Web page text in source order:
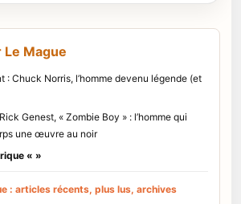
Mague
: Chuck Norris, l’homme devenu légende (et
Genest, « Zombie Boy » : l’homme qui
une œuvre au noir
« »
: articles récents, plus lus, archives